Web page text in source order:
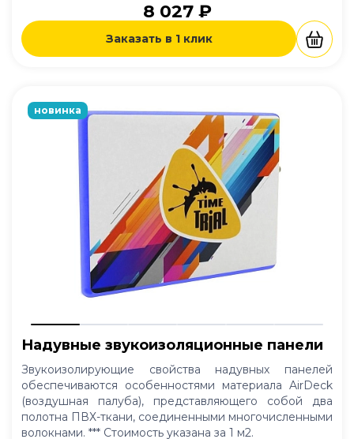
8 027 ₽
Заказать в 1 клик
новинка
Надувные звукоизоляционные панели
Звукоизолирующие свойства надувных панелей
обеспечиваются особенностями материала AirDeck
(воздушная палуба), представляющего собой два
полотна ПВХ-ткани, соединенными многочисленными
волокнами. *** Стоимость указана за 1 м2.